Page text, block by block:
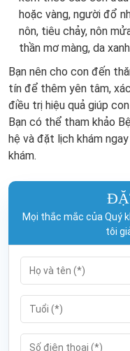
hoặc vàng, người đổ
nôn, tiêu chảy, nôn
thần mơ màng, da
Bạn nên cho con đến
tín để thêm yên tâm,
điều trị hiệu quả giúp
Bạn có thể tham khảo
hệ và đặt lịch khám
khám.
Mọi thắc mắc của Quý
tôi